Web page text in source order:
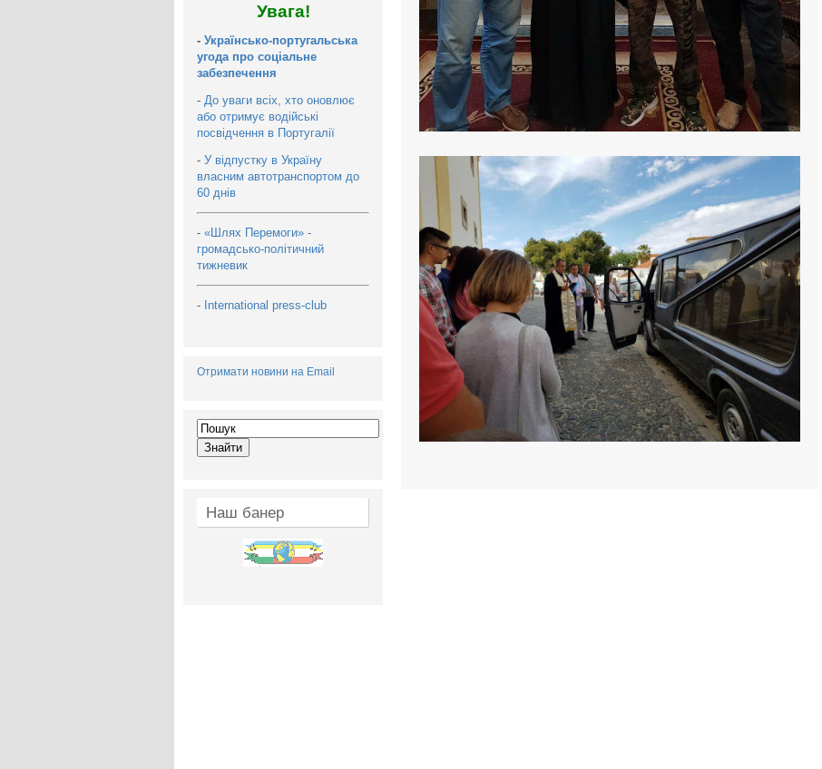
Увага!
- Українсько-португальська
угода про соціальне
забезпечення
- До уваги всіх, хто оновлює
або отримує водійські
посвідчення в Португалії
- У відпустку в Україну
власним автотранспортом до
60 днів
- «Шлях Перемоги» -
громадсько-політичний
тижневик
- International press-club
Отримати новини на Email
Наш банер